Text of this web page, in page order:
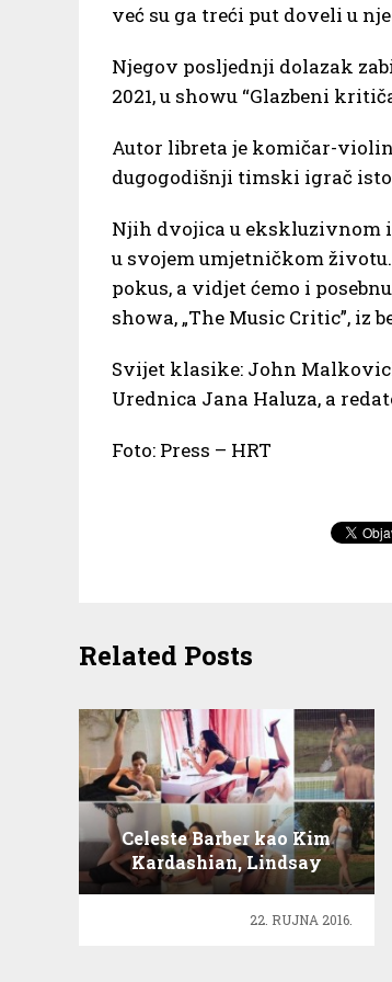
već su ga treći put doveli u
Njegov posljednji dolazak
2021, u showu “Glazbeni
Autor libreta je komičar-
dugogodišnji timski igrač
Njih dvojica u ekskluzivnom
u svojem umjetničkom
pokus, a vidjet ćemo i
showa, „The Music Critic”, iz
Svijet klasike: John
Urednica Jana Haluza, a
Foto: Press – HRT
Related Posts
Celeste Barber kao Kim
Kardashian, Lindsay
Lohan, J. Lo
22. RUJNA 2016.